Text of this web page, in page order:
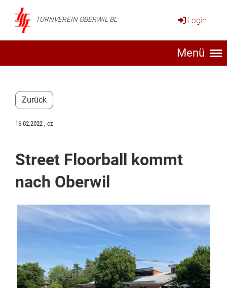
TURNVEREIN OBERWIL BL Login
Menü
Zurück
16.02.2022 , cz
Street Floorball kommt
nach Oberwil